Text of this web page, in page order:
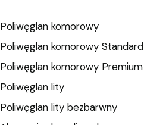
Poliwęglan komorowy
Poliwęglan komorowy Standard
Poliwęglan komorowy Premium
Poliwęglan lity
Poliwęglan lity bezbarwny